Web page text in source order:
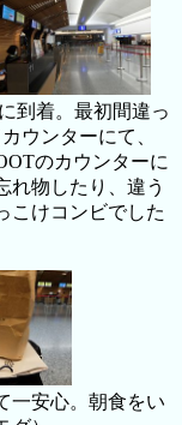
到着。最初間違っ
ウンターにて、
のカウンターに
れ物したり、違う
こけコンビでした
一安心。朝食をい